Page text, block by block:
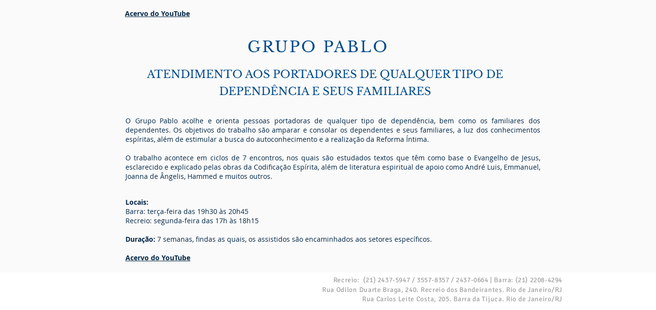
Acervo do YouTube
GRUPO PABLO
ATENDIMENTO AOS PORTADORES DE QUALQUER TIPO DE
DEPENDÊNCIA E SEUS FAMILIARES
O Grupo Pablo acolhe e orienta pessoas portadoras de qualquer tipo de dependência, bem como os familiares dos
dependentes. Os objetivos do trabalho são amparar e consolar os dependentes e seus familiares, a luz dos conhecimentos
espíritas, além de estimular a busca do autoconhecimento e a realização da Reforma Íntima.
O trabalho acontece em ciclos de 7 encontros, nos quais são estudados textos que têm como base o Evangelho de Jesus,
esclarecido e explicado pelas obras da Codificação Espírita, além de literatura espiritual de apoio como André Luis, Emmanuel,
Joanna de Ângelis, Hammed e muitos outros.
Locais:
Barra: terça-feira das 19h30 às 20h45
Recreio: segunda-feira das 17h às 18h15
Duração: 7 semanas, findas as quais, os assistidos são encaminhados aos setores específicos.
Acervo do YouTube
Recreio: (21) 2437-5947 / 3557-8357 / 2437-0664 | Barra: (21) 2208-4294
Rua Odilon Duarte Braga, 240. Recreio dos Bandeirantes. Rio de Janeiro/RJ
Rua Carlos Leite Costa, 205. Barra da Tijuca. Rio de Janeiro/RJ